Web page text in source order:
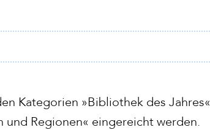
Kategorien »Bibliothek des Jahres«
Regionen« eingereicht werden.